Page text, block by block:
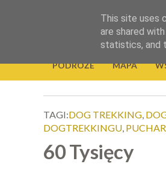
Okiem
PODRÓŻE MAPA
TAGI:DOG TREKKING,
DOGTREKKINGU,
60 Tysięcy
This site uses
are shared
statistics, and